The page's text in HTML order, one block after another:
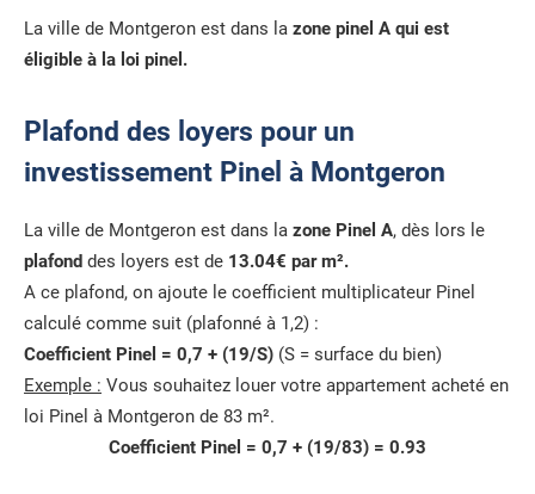
La ville de Montgeron est dans la zone pinel A qui est
éligible à la loi pinel.
Plafond des loyers pour un
investissement Pinel à Montgeron
La ville de Montgeron est dans la zone Pinel A, dès lors le
plafond des loyers est de 13.04€ par m².
A ce plafond, on ajoute le coefficient multiplicateur Pinel
calculé comme suit (plafonné à 1,2) :
Coefficient Pinel = 0,7 + (19/S) (S = surface du bien)
Exemple : Vous souhaitez louer votre appartement acheté en
loi Pinel à Montgeron de 83 m².
Coefficient Pinel = 0,7 + (19/83) = 0.93